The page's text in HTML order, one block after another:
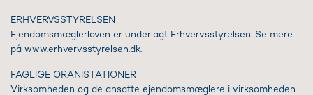
ERHVERVSSTYRELSEN
Ejendomsmæglerloven er underlagt Erhvervsstyrelsen. Se mere
på www.erhvervsstyrelsen.dk.
FAGLIGE ORANISTATIONER
Virksomheden og de ansatte ejendomsmæglere i virksomheden